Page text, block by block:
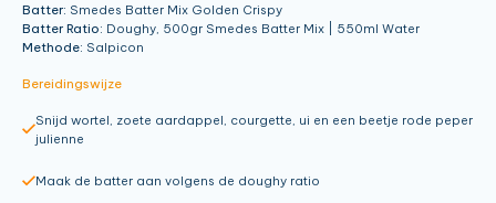
Batter: Smedes Batter Mix Golden Crispy
Batter Ratio: Doughy, 500gr Smedes Batter Mix | 550ml Water
Methode: Salpicon
Bereidingswijze
Snijd wortel, zoete aardappel, courgette, ui en een beetje rode peper
julienne
Maak de batter aan volgens de doughy ratio